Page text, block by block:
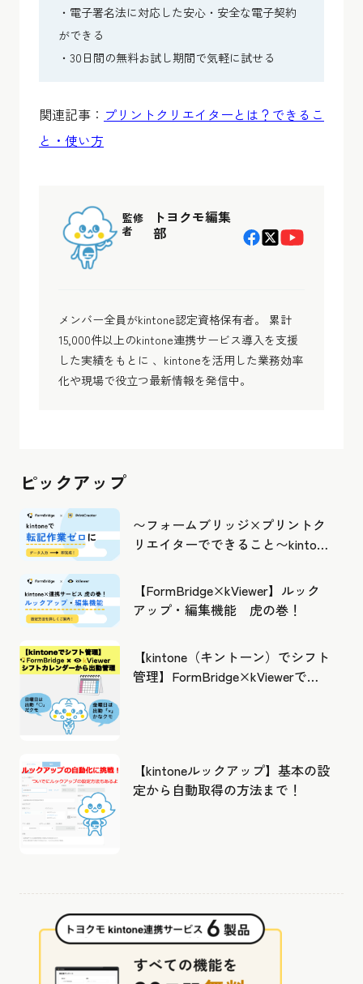
・電子署名法に対応した安心・安全な電子契約
ができる
・30日間の無料お試し期間で気軽に試せる
関連記事： プリントクリエイターとは？できるこ
と・使い方
監修
者
トヨクモ編集
部
メンバー全員がkintone認定資格保有者。 累計
15,000件以上のkintone連携サービス導入を支援
した実績をもとに 、kintoneを活用した業務効率
化や現場で役立つ最新情報を発信中。
ピックアップ
〜フォームブリッジ×プリントク
リエイターでできること〜kintone
【FormBridge×kViewer】ルック
アップ・編集機能 虎の巻！
【kintone（キントーン）でシフト
管理】FormBridge×kViewerで作
【kintoneルックアップ】基本の設
定から自動取得の方法まで！